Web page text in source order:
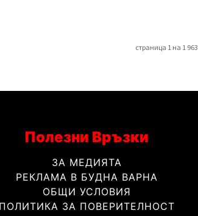
страница 1 на 1 963
Полезни Връзки
ЗА МЕДИЯТА
РЕКЛАМА В БУДНА ВАРНА
ОБЩИ УСЛОВИЯ
ПОЛИТИКА ЗА ПОВЕРИТЕЛНОСТ